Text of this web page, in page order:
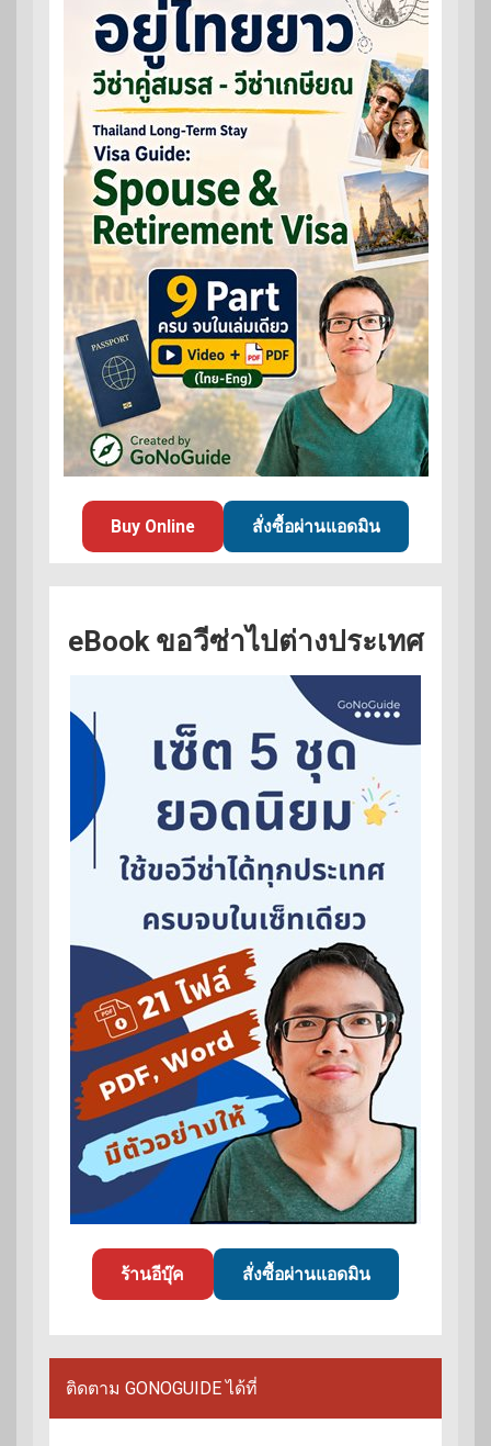
Buy Online สั่งซื้อผ่านแอดมิน
eBook ขอวีซ่าไปต่างประเทศ
ร้านอีบุ๊ค สั่งซื้อผ่านแอดมิน
ติดตาม GONOGUIDE ได้ที่